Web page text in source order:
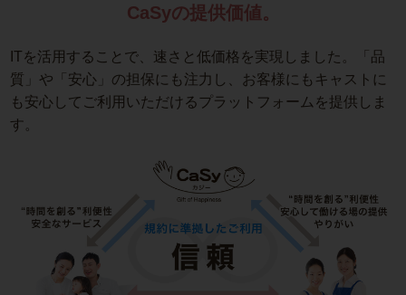
CaSyの提供価値。
ITを活用することで、速さと低価格を実現しました。「品
質」や「安心」の担保にも注力し、お客様にもキャストに
も安心してご利用いただけるプラットフォームを提供しま
す。